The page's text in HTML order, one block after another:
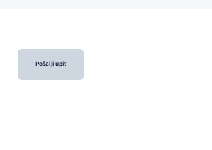
Pošalji upit